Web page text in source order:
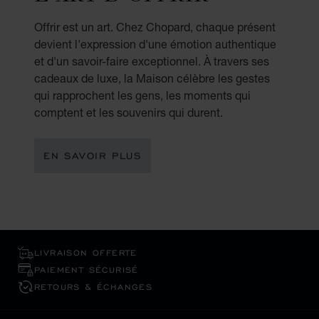
Offrir est un art. Chez Chopard, chaque présent
devient l'expression d'une émotion authentique
et d'un savoir-faire exceptionnel. À travers ses
cadeaux de luxe, la Maison célèbre les gestes
qui rapprochent les gens, les moments qui
comptent et les souvenirs qui durent.
EN SAVOIR PLUS
LIVRAISON OFFERTE
PAIEMENT SÉCURISÉ
RETOURS & ÉCHANGES